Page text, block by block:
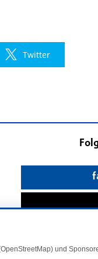
Twitter
und